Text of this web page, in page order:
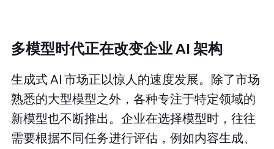
多模型时代正在改变企业 AI 架构
生成式 AI 市场正以惊人的速度发展。除了市场
熟悉的大型模型之外，各种专注于特定领域的
新模型也不断推出。企业在选择模型时，往往
需要根据不同任务进行评估，例如内容生成、